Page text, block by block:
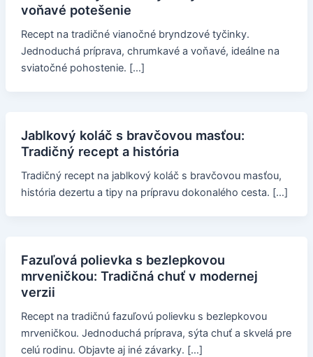
voňavé potešenie
Recept na tradičné vianočné bryndzové tyčinky.
Jednoduchá príprava, chrumkavé a voňavé, ideálne na
sviatočné pohostenie. […]
Jablkový koláč s bravčovou masťou:
Tradičný recept a história
Tradičný recept na jablkový koláč s bravčovou masťou,
história dezertu a tipy na prípravu dokonalého cesta. […]
Fazuľová polievka s bezlepkovou
mrveničkou: Tradičná chuť v modernej
verzii
Recept na tradičnú fazuľovú polievku s bezlepkovou
mrveničkou. Jednoduchá príprava, sýta chuť a skvelá pre
celú rodinu. Objavte aj iné závarky. […]